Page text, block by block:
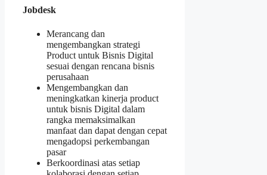
Jobdesk
Merancang dan
mengembangkan strategi
Product untuk Bisnis Digital
sesuai dengan rencana bisnis
perusahaan
Mengembangkan dan
meningkatkan kinerja product
untuk bisnis Digital dalam
rangka memaksimalkan
manfaat dan dapat dengan cepat
mengadopsi perkembangan
pasar
Berkoordinasi atas setiap